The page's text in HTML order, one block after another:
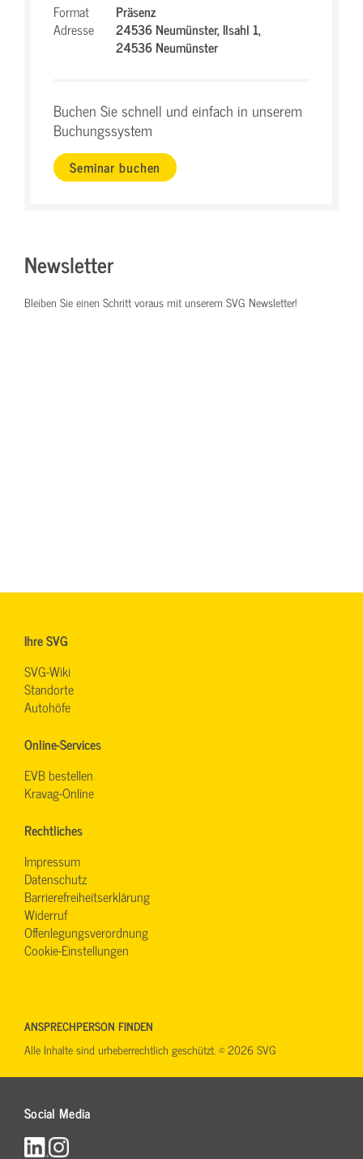
Format
Präsenz
Adresse
24536 Neumünster,Ilsahl 1,
24536 Neumünster
Buchen Sie schnell und einfach in unserem
Buchungssystem
Seminar buchen
Newsletter
Bleiben Sie einen Schritt voraus mit unserem SVG Newsletter!
Ihre SVG
SVG-Wiki
Standorte
Autohöfe
Online-Services
EVB bestellen
Kravag-Online
Rechtliches
Impressum
Datenschutz
Barrierefreiheitserklärung
Widerruf
Offenlegungsverordnung
Cookie-Einstellungen
Social Media
ANSPRECHPERSON FINDEN
Alle Inhalte sind urheberrechtlich geschützt. © 2026 SVG